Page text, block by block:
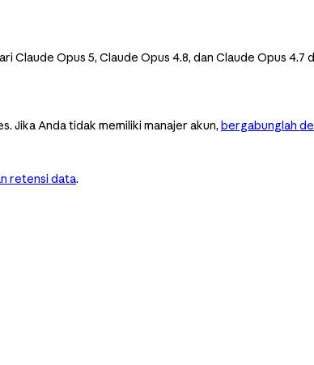
Opus 5, Claude Opus 4.8, dan Claude Opus 4.7
Jika Anda tidak memiliki manajer akun, bergabunglah
retensi data.